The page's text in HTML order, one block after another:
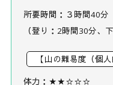
所要時間：３時間40分
（登り：2時間30分、
【山の難易度（個人
体力：★★☆☆☆